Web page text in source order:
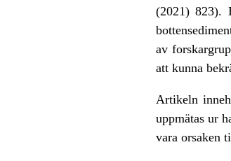
(2021) 823).
av
att kunna
Artikeln
uppmätas ur
vara orsaken